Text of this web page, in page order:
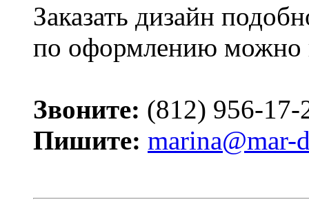
Заказать дизайн
по оформлению можно
Звоните: (812) 956-17-
Пишите: marina@mar-